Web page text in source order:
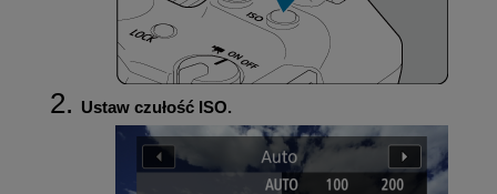
Ustaw czułość ISO.